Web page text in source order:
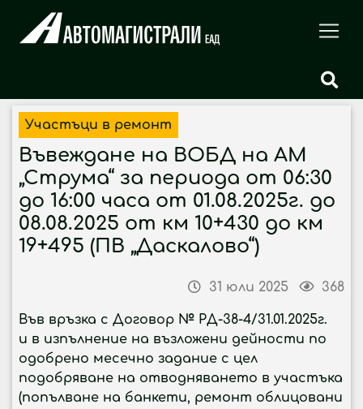
Участъци в ремонт
Въвеждане на ВОБД на АМ
„Струма“ за периода от 06:30
до 16:00 часа от 01.08.2025г. до
08.08.2025 от км 10+430 до км
19+495 (ПВ „Даскалово“)
31 юли 2025 368
Във връзка с Договор № РД-38-4/31.01.2025г.
и в изпълнение на възложени дейности по
одобрено месечно задание с цел
подобряване на отводняването в участъка
(попълване на банкети, ремонт облицовани